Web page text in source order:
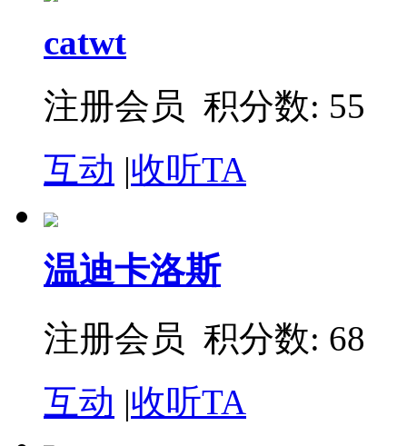
catwt
注册会员 积分数: 55
互动 |收听TA
温迪卡洛斯
注册会员 积分数: 68
互动 |收听TA